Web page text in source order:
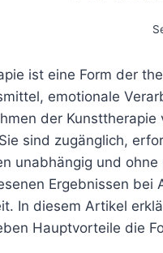
ist eine Form der
emotionale
der
sind zugänglich,
unabhängig und
Ergebnissen bei
In diesem Artikel
Hauptvorteile die